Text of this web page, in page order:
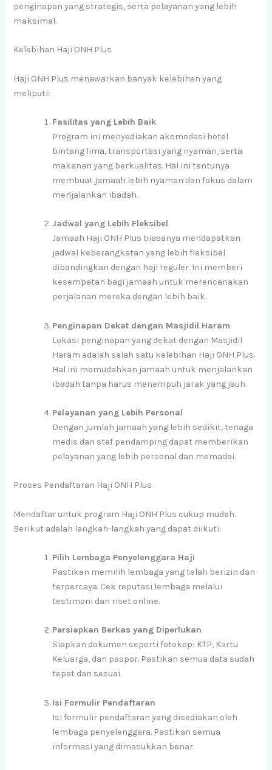
penginapan yang strategis, serta pelayanan yang lebih
maksimal.
Kelebihan Haji ONH Plus
Haji ONH Plus menawarkan banyak kelebihan yang
meliputi:
Fasilitas yang Lebih Baik
Program ini menyediakan akomodasi hotel
bintang lima, transportasi yang nyaman, serta
makanan yang berkualitas. Hal ini tentunya
membuat jamaah lebih nyaman dan fokus dalam
menjalankan ibadah.
Jadwal yang Lebih Fleksibel
Jamaah Haji ONH Plus biasanya mendapatkan
jadwal keberangkatan yang lebih fleksibel
dibandingkan dengan haji reguler. Ini memberi
kesempatan bagi jamaah untuk merencanakan
perjalanan mereka dengan lebih baik.
Penginapan Dekat dengan Masjidil Haram
Lokasi penginapan yang dekat dengan Masjidil
Haram adalah salah satu kelebihan Haji ONH Plus.
Hal ini memudahkan jamaah untuk menjalankan
ibadah tanpa harus menempuh jarak yang jauh.
Pelayanan yang Lebih Personal
Dengan jumlah jamaah yang lebih sedikit, tenaga
medis dan staf pendamping dapat memberikan
pelayanan yang lebih personal dan memadai.
Proses Pendaftaran Haji ONH Plus
Mendaftar untuk program Haji ONH Plus cukup mudah.
Berikut adalah langkah-langkah yang dapat diikuti:
Pilih Lembaga Penyelenggara Haji
Pastikan memilih lembaga yang telah berizin dan
terpercaya. Cek reputasi lembaga melalui
testimoni dan riset online.
Persiapkan Berkas yang Diperlukan
Siapkan dokumen seperti fotokopi KTP, Kartu
Keluarga, dan paspor. Pastikan semua data sudah
tepat dan sesuai.
Isi Formulir Pendaftaran
Isi formulir pendaftaran yang disediakan oleh
lembaga penyelenggara. Pastikan semua
informasi yang dimasukkan benar.